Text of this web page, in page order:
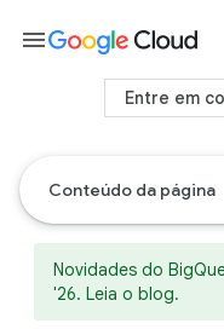
Conteúdo da página
Novidades do
'26. Leia o blog.
menu
Entre em